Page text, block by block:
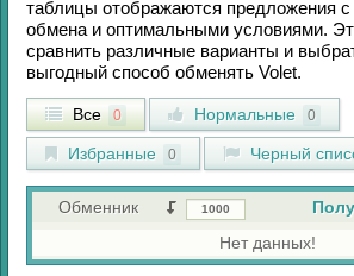
таблицы отображаются предложения
обмена и оптимальными условиями.
сравнить различные варианты и
выгодный способ обменять Volet.
Все 0 Нормальные 0
Избранные 0 Черный
Обменник
Нет данных!